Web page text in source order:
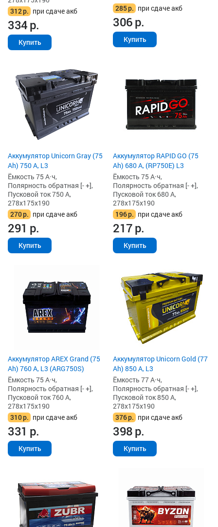
312р. при сдаче акб
334р.
Купить
285р. при сдаче акб
306р.
Купить
Аккумулятор Unicorn Gray (75
Ah) 750 А, L3
Ёмкость 75 А·ч,
Полярность обратная [- +],
Пусковой ток 750 А,
278x175x190
270р. при сдаче акб
291 р.
Купить
Аккумулятор RAPID GO (75
Ah) 680 А, (RP750E) L3
Ёмкость 75 А·ч,
Полярность обратная [- +],
Пусковой ток 680 А,
278x175x190
196р. при сдаче акб
217р.
Купить
Аккумулятор AREX Grand (75
Ah) 760 А, L3 (ARG750S)
Ёмкость 75 А·ч,
Полярность обратная [- +],
Пусковой ток 760 А,
278x175x190
310р. при сдаче акб
331 р.
Купить
Аккумулятор Unicorn Gold (77
Ah) 850 А, L3
Ёмкость 77 А·ч,
Полярность обратная [- +],
Пусковой ток 850 А,
278x175x190
376р. при сдаче акб
398р.
Купить